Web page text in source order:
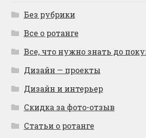
Без рубрики
Все о ротанге
Все, что нужно знать до
Дизайн — проекты
Дизайн и интерьер
Скидка за фото-отзыв
Статьи о ротанге